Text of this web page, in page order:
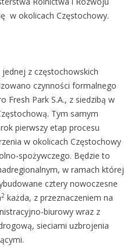
w okolicach Częstochowy.
z częstochowskich
czynności formalnego
Fresh Park S.A., z siedzibą w
Tym samym
pierwszy etap procesu
w okolicach Częstochowy
spożywczego. Będzie to
w ramach której
cztery nowoczesne
2 każda, z przeznaczeniem na
biurowy wraz z
sieciami uzbrojenia